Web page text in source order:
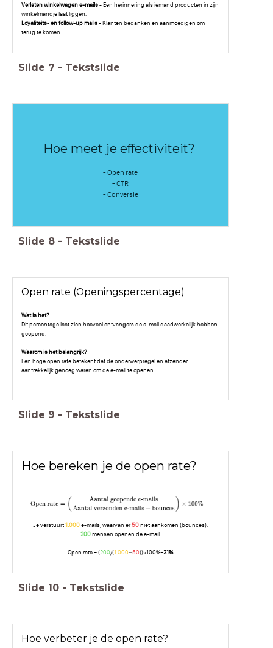
Verlaten winkelwagen e-mails- Een herinnering als iemand producten in zijn
winkelmandje laat liggen.
Loyaliteits- en follow-up mails- Klanten bedanken en aanmoedigen om
terug te komen
Slide 7 - Tekstslide
Hoe meet je effectiviteit?
- Open rate
- CTR
- Conversie
Slide 8 - Tekstslide
Open rate (Openingspercentage)
Wat is het?
Dit percentage laat zien hoeveel ontvangers de e-mail daadwerkelijk hebben
geopend.
Waarom is het belangrijk?
Een hoge open rate betekent dat de onderwerpregel en afzender
aantrekkelijk genoeg waren om de e-mail te openen.
Slide 9 - Tekstslide
Hoe bereken je de open rate?
Je verstuurt1.000e-mails, waarvan er50niet aankomen (bounces).
200mensen openen de e-mail.
Open rate = (200/(1.000−50))×100%=21%
Slide 10 - Tekstslide
Hoe verbeter je de open rate?